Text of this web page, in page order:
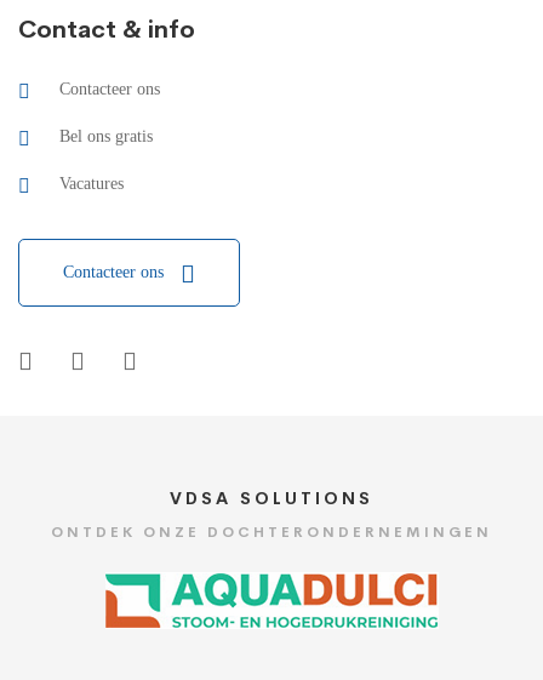
Contact & info
Contacteer ons
Bel ons gratis
Vacatures
Contacteer ons
VDSA SOLUTIONS
ONTDEK ONZE DOCHTERONDERNEMINGEN